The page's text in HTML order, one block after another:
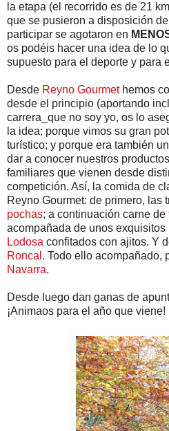
la etapa (el recorrido es de 21
que se pusieron a disposición
participar se agotaron en
os podéis hacer una idea de lo
supuesto para el deporte y para
Desde Reyno Gourmethemos
desde el principio (aportando
carrera_que no soy yo, os lo
la idea; porque vimos su gran
turístico; y porque era también
dar a conocer nuestros
familiares que vienen desde
competición. Así, la comida de
Reyno Gourmet: de primero, las
pochas; a continuación carne de
acompañada de unos exquisitos
Lodosa confitados con ajitos. Y
Roncal . Todo ello acompañado,
Navarra.
Desde luego dan ganas de
¡Animaos para el año que viene!